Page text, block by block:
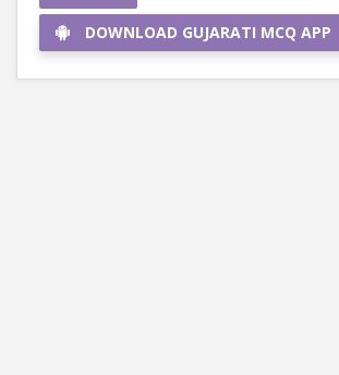
DOWNLOAD GUJARATI MCQ APP